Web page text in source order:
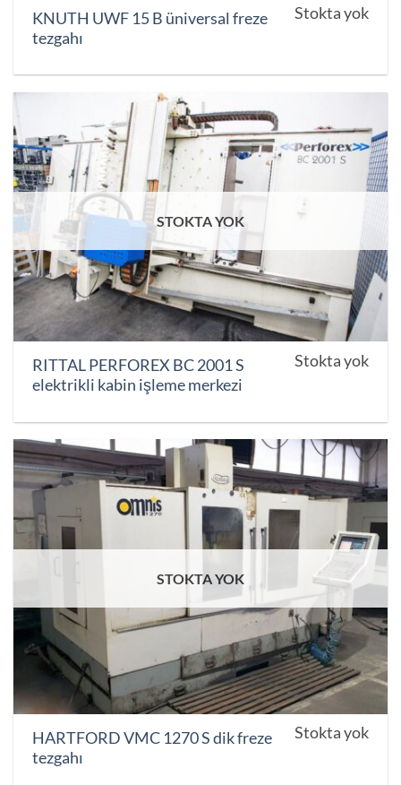
KNUTH UWF 15 B üniversal freze
tezgahı
Stokta yok
STOKTA YOK
RITTAL PERFOREX BC 2001 S
elektrikli kabin işleme merkezi
Stokta yok
STOKTA YOK
HARTFORD VMC 1270 S dik freze
tezgahı
Stokta yok